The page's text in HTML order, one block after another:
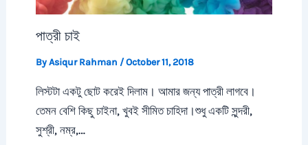
পাত্রী চাই
ByAsiqur Rahman /October 11, 2018
লিস্টটা একটু ছোট করেই দিলাম। আমার জন্য পাত্রী লাগবে।
তেমন বেশি কিছু চাইনা, খুবই সীমিত চাহিদা।শুধু একটি সুন্দরী,
সুশ্রী, নম্র,…